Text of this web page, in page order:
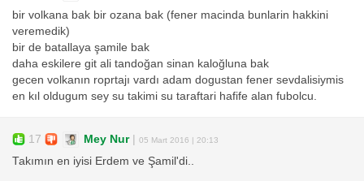
bir volkana bak bir ozana bak (fener macinda bunlarin hakkini
veremedik)
bir de batallaya şamile bak
daha eskilere git ali tandoğan sinan kaloğluna bak
gecen volkanın roprtajı vardı adam dogustan fener sevdalisiymis
en kıl oldugum sey su takimi su taraftari hafife alan fubolcu.
17 Mey Nur| 05 Mart 2016 | 20:13
Takımın en iyisi Erdem ve Şamil'di..